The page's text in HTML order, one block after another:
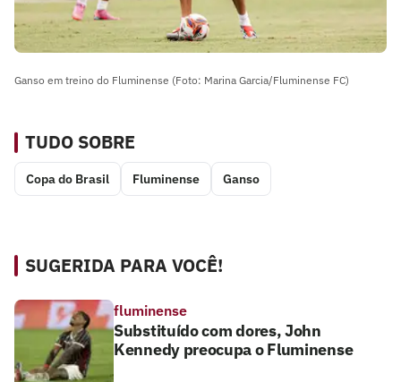
Ganso em treino do Fluminense (Foto: Marina Garcia/Fluminense FC)
TUDO SOBRE
Copa do Brasil Fluminense Ganso
SUGERIDA PARA VOCÊ!
fluminense
Substituído com dores, John
Kennedy preocupa o Fluminense